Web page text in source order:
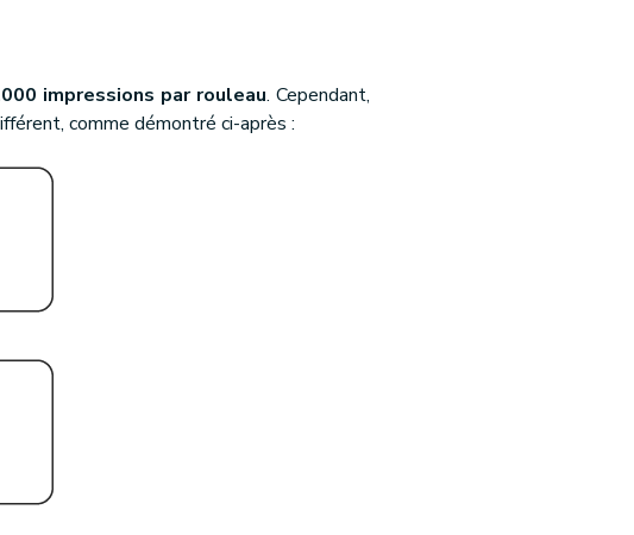
impressions par rouleau. Cependant,
comme démontré ci-après :